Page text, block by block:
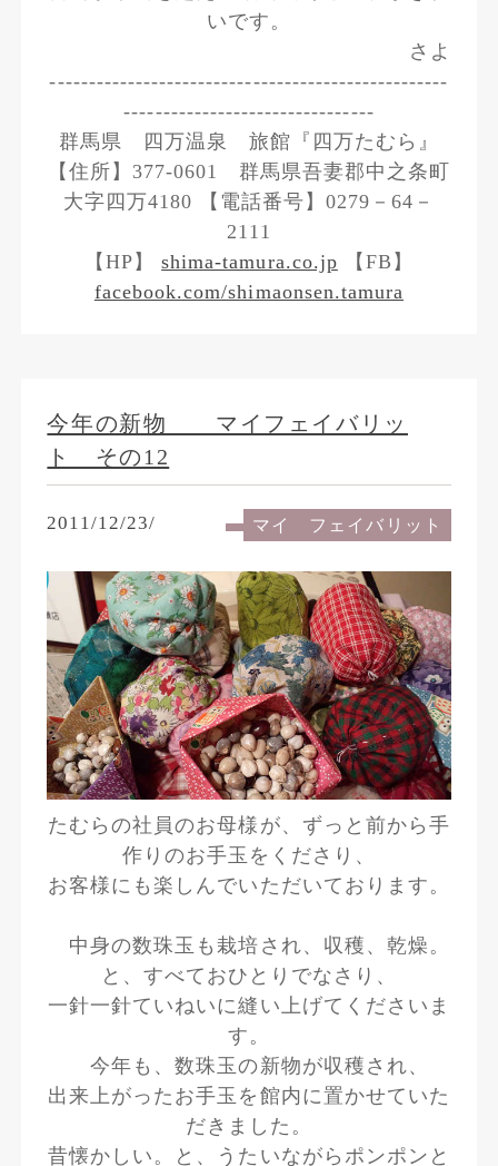
いです。
さよ
---------------------------------------------------
--------------------------------
群馬県 四万温泉 旅館『四万たむら』
【住所】377-0601 群馬県吾妻郡中之条町
大字四万4180 【電話番号】0279－64－
2111
【HP】shima-tamura.co.jp 【FB】
facebook.com/shimaonsen.tamura
今年の新物 マイフェイバリッ
ト その12
2011/12/23/ マイ フェイバリット
たむらの社員のお母様が、ずっと前から手
作りのお手玉をくださり、
お客様にも楽しんでいただいております。
中身の数珠玉も栽培され、収穫、乾燥。
と、すべておひとりでなさり、
一針一針ていねいに縫い上げてくださいま
す。
今年も、数珠玉の新物が収穫され、
出来上がったお手玉を館内に置かせていた
だきました。
昔懐かしい。と、うたいながらポンポンと